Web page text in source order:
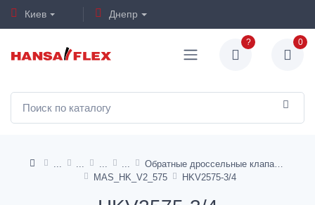
Киев Днепр
? 0
MAS_HK_V2_575
HKV2575-3/4